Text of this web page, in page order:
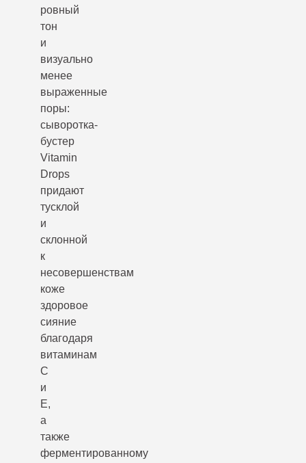
ровный
тон
и
визуально
менее
выраженные
поры:
сыворотка-
бустер
Vitamin
Drops
придают
тусклой
и
склонной
к
несовершенствам
коже
здоровое
сияние
благодаря
витаминам
C
и
E,
а
также
ферментированному